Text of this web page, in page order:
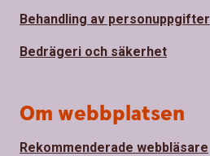
Behandling av personuppgifter
Bedrägeri och säkerhet
Om webbplatsen
Rekommenderade webbläsare